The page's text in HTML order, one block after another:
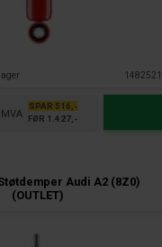
1482521
SPAR 516,-
FØR 1.427,-
Audi A2 (8Z0)
(OUTLET)